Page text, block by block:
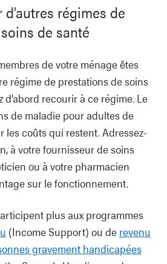
régimes de
de santé
de votre ménage êtes
régime de prestations de soins
d’abord recourir à ce régime. Le
de maladie pour adultes de
les coûts qui restent. Adressez-
à votre fournisseur de soins
ou à votre pharmacien
sur le fonctionnement.
plus aux programmes
(Income Support) ou de revenu
gravement handicapées